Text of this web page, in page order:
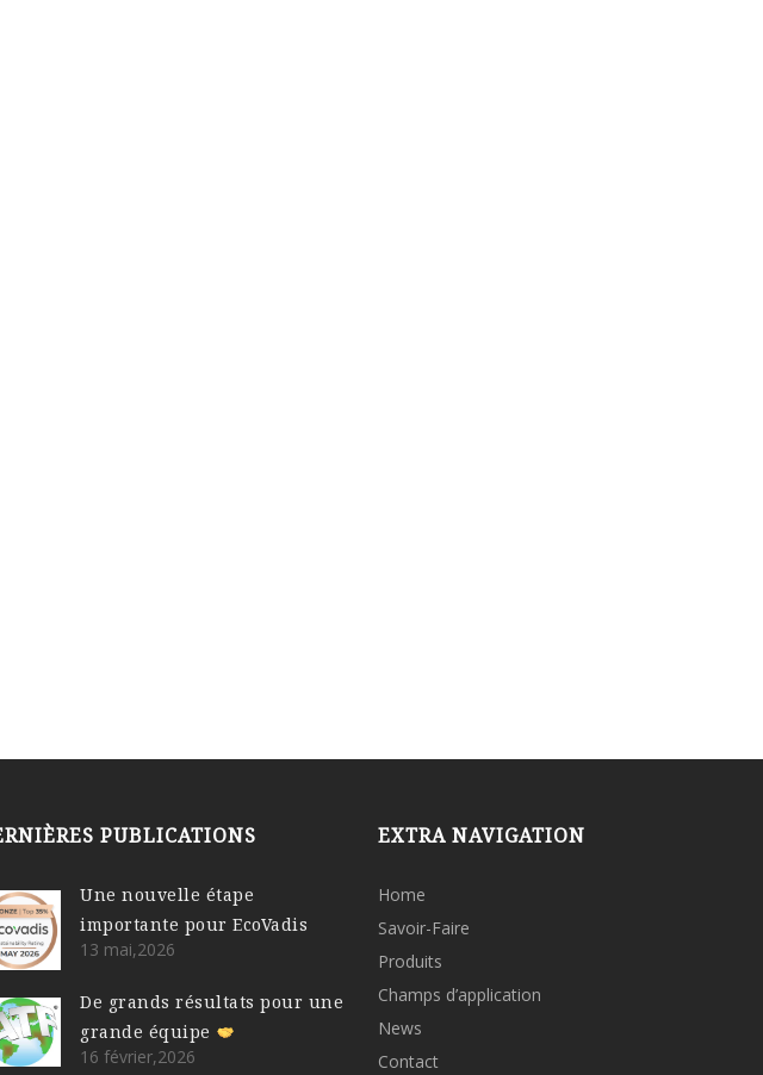
PUBLICATIONS
Une nouvelle étape
importante pour EcoVadis
13 mai,2026
De grands résultats pour une
grande équipe
16 février,2026
EXTRA NAVIGATION
Home
Savoir-Faire
Produits
Champs d’application
News
Contact